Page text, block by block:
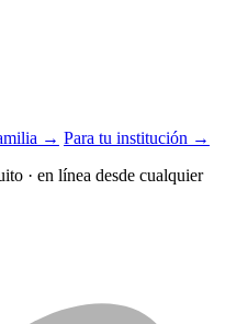
→ Para tu institución →
· en línea desde cualquier